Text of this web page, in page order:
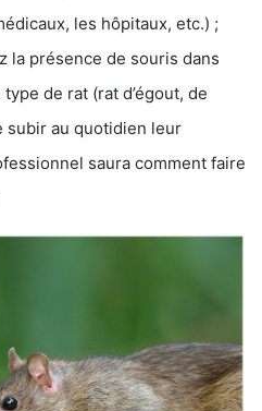
les hôpitaux, etc.) ;
la présence de souris dans
de rat (rat d’égout, de
subir au quotidien leur
saura comment faire